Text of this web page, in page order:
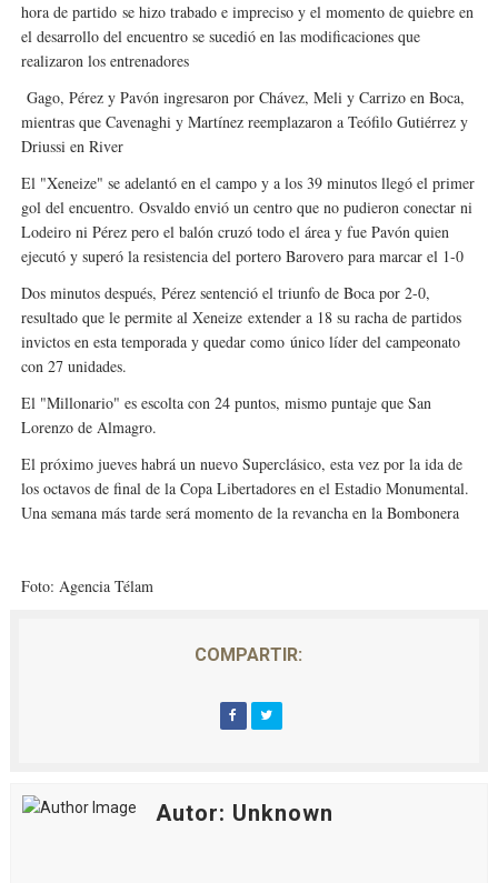
hora de partido se hizo trabado e impreciso y el momento de quiebre en
el desarrollo del encuentro se sucedió en las modificaciones que
realizaron los entrenadores
Gago, Pérez y Pavón ingresaron por Chávez, Meli y Carrizo en Boca,
mientras que Cavenaghi y Martínez reemplazaron a Teófilo Gutiérrez y
Driussi en River
El "Xeneize" se adelantó en el campo y a los 39 minutos llegó el primer
gol del encuentro. Osvaldo envió un centro que no pudieron conectar ni
Lodeiro ni Pérez pero el balón cruzó todo el área y fue Pavón quien
ejecutó y superó la resistencia del portero Barovero para marcar el 1-0
Dos minutos después, Pérez sentenció el triunfo de Boca por 2-0,
resultado que le permite al Xeneize extender a 18 su racha de partidos
invictos en esta temporada y quedar como único líder del campeonato
con 27 unidades.
El "Millonario" es escolta con 24 puntos, mismo puntaje que San
Lorenzo de Almagro.
El próximo jueves habrá un nuevo Superclásico, esta vez por la ida de
los octavos de final de la Copa Libertadores en el Estadio Monumental.
Una semana más tarde será momento de la revancha en la Bombonera
Foto: Agencia Télam
COMPARTIR:
Autor: Unknown